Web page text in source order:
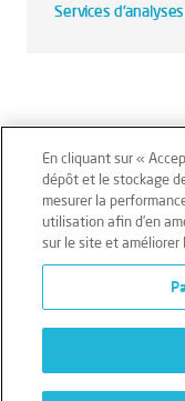
Services
Mentions légales
Données
Données
En cliquant sur «
dépôt et le stockage
mesurer la
utilisation afin d’en
sur le site et améliorer